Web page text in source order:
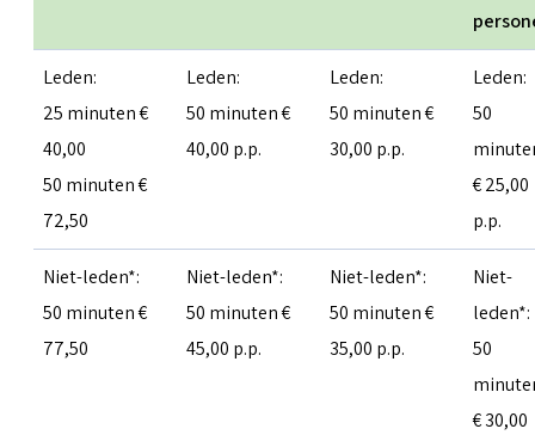
Leden:
25 minuten €
40,00
50 minuten €
72,50
Leden:
50 minuten €
40,00 p.p.
Leden:
50 minuten €
30,00 p.p.
Leden:
50
€ 25,00
p.p.
Niet-leden*:
50 minuten €
77,50
Niet-leden*:
50 minuten €
45,00 p.p.
Niet-leden*:
50 minuten €
35,00 p.p.
Niet-
leden*:
50
€ 30,00